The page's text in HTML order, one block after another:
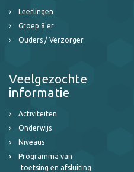
Leerlingen
Groep 8'er
Ouders / Verzorger
Veelgezochte
informatie
Activiteiten
Onderwijs
Niveaus
Programma van
toetsing en afsluiting